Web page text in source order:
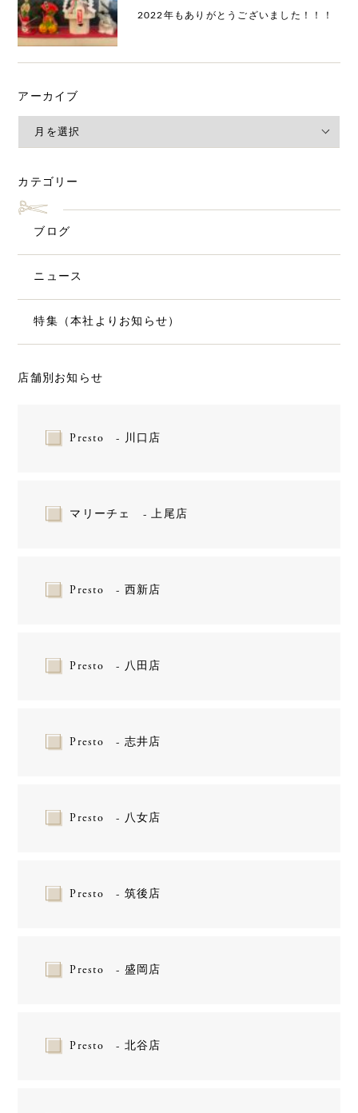
2022年もありがとうございました！！！
アーカイブ
カテゴリー
ブログ
ニュース
特集（本社よりお知らせ）
店舗別お知らせ
Presto - 川口店
マリーチェ - 上尾店
Presto - 西新店
Presto - 八田店
Presto - 志井店
Presto - 八女店
Presto - 筑後店
Presto - 盛岡店
Presto - 北谷店